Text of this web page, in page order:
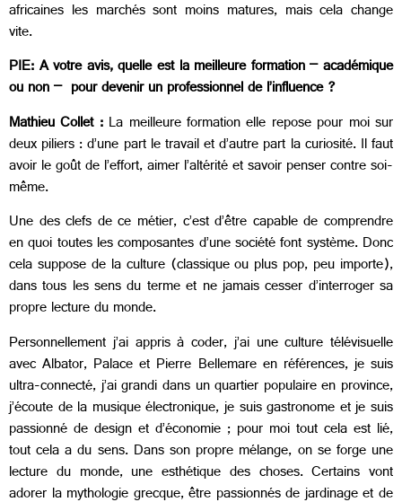
africaines les marchés sont moins matures, mais cela change
vite.
PIE: A votre avis, quelle est la meilleure formation – académique
ou non – pour devenir un professionnel de l’influence ?
Mathieu Collet :La meilleure formation elle repose pour moi sur
deux piliers : d’une part le travail et d’autre part la curiosité. Il faut
avoir le goût de l’effort, aimer l’altérité et savoir penser contre soi-
même.
Une des clefs de ce métier, c’est d’être capable de comprendre
en quoi toutes les composantes d’une société font système. Donc
cela suppose de la culture (classique ou plus pop, peu importe),
dans tous les sens du terme et ne jamais cesser d’interroger sa
propre lecture du monde.
Personnellement j’ai appris à coder, j’ai une culture télévisuelle
avec Albator, Palace et Pierre Bellemare en références, je suis
ultra-connecté, j’ai grandi dans un quartier populaire en province,
j’écoute de la musique électronique, je suis gastronome et je suis
passionné de design et d’économie ; pour moi tout cela est lié,
tout cela a du sens. Dans son propre mélange, on se forge une
lecture du monde, une esthétique des choses. Certains vont
adorer la mythologie grecque, être passionnés de jardinage et de